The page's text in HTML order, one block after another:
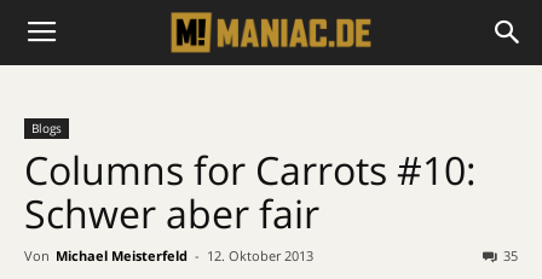
Blogs
Columns for Carrots #10:
Schwer aber fair
Von Michael Meisterfeld - 12. Oktober 2013 35